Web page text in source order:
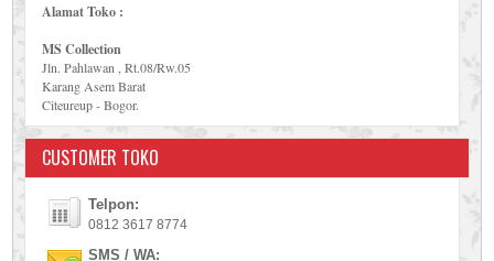
Alamat Toko :
MS Collection
Jln. Pahlawan , Rt.08/Rw.05
Karang Asem Barat
Citeureup - Bogor.
CUSTOMER TOKO
Telpon:
0812 3617 8774
SMS / WA: